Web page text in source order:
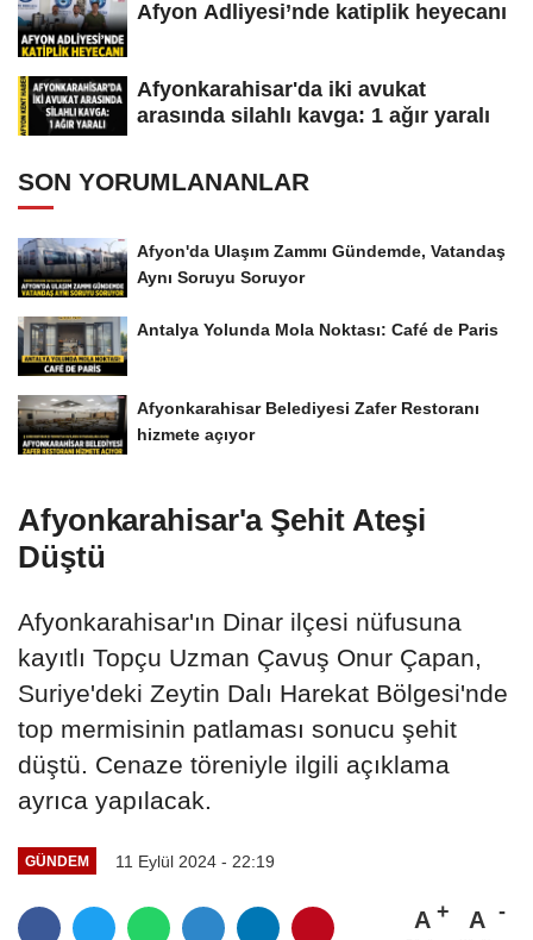
Afyon Adliyesi’nde katiplik heyecanı
Afyonkarahisar'da iki avukat
arasında silahlı kavga: 1 ağır yaralı
SON YORUMLANANLAR
Afyon'da Ulaşım Zammı Gündemde, Vatandaş
Aynı Soruyu Soruyor
Antalya Yolunda Mola Noktası: Café de Paris
Afyonkarahisar Belediyesi Zafer Restoranı
hizmete açıyor
Afyonkarahisar'a Şehit Ateşi
Düştü
Afyonkarahisar'ın Dinar ilçesi nüfusuna
kayıtlı Topçu Uzman Çavuş Onur Çapan,
Suriye'deki Zeytin Dalı Harekat Bölgesi'nde
top mermisinin patlaması sonucu şehit
düştü. Cenaze töreniyle ilgili açıklama
ayrıca yapılacak.
GÜNDEM 11 Eylül 2024 - 22:19
A A